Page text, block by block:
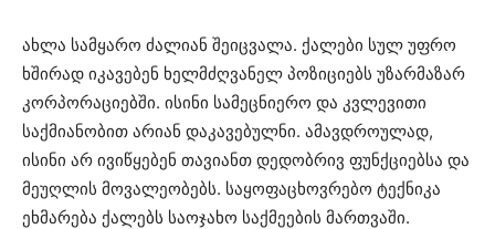
ახლა სამყარო ძალიან შეიცვალა. ქალები სულ უფრო
ხშირად იკავებენ ხელმძღვანელ პოზიციებს უზარმაზარ
კორპორაციებში. ისინი სამეცნიერო და კვლევითი
საქმიანობით არიან დაკავებულნი. ამავდროულად,
ისინი არ ივიწყებენ თავიანთ დედობრივ ფუნქციებსა და
მეუღლის მოვალეობებს. საყოფაცხოვრებო ტექნიკა
ეხმარება ქალებს საოჯახო საქმეების მართვაში.